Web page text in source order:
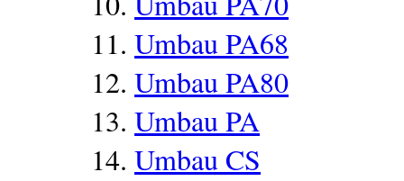
Umbau PA68
Umbau PA80
Umbau PA
Umbau CS